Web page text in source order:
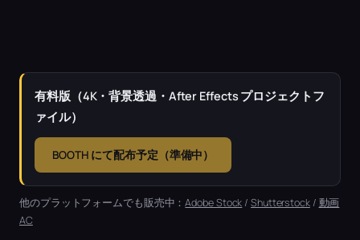
有料版（4K・背景透過・After Effects プロジェクトフ
ァイル）
BOOTH にて配布予定（準備中）
他のプラットフォームでも販売中：Adobe Stock /Shutterstock/ 動画
AC